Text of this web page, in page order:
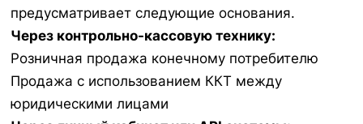
предусматривает следующие основания.
Через контрольно-кассовую технику:
Розничная продажа конечному потребителю
Продажа с использованием ККТ между
юридическими лицами